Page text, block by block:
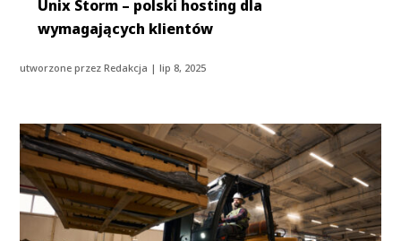
Unix Storm – polski hosting dla
wymagających klientów
utworzone przezRedakcja |lip 8, 2025